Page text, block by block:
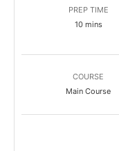
PREP TIME
10minutes
mins
COURSE
Main Course